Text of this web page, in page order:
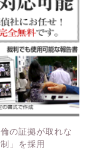
の証拠が取れな
」を採用